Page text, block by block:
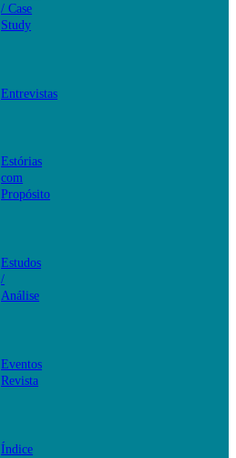
/ Case
Study
Entrevistas
Estórias
com
Propósito
Estudos
/
Análise
Eventos
Revista
Índice